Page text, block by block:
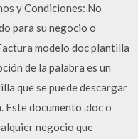
y Condiciones: No
para su negocio o
modelo doc plantilla
de la palabra es un
que se puede descargar
Este documento .doc o
negocio que